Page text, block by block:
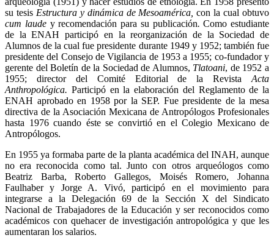
su tesis Estructura y dinámica de Mesoamérica,con la cual obtuvo
cum laude y recomendación para su publicación.Como estudiante
de la ENAH participó en la reorganización de la Sociedad de
Alumnos de la cual fue presidente durante 1949 y 1952; también fue
presidente del Consejo de Vigilancia de 1953 a 1955; co-fundador y
gerente del Boletín de la Sociedad de Alumnos, Tlatoani, de 1952 a
1955; director del Comité Editorial de la Revista Acta
Anthropológica. Participó en la elaboración del Reglamento de la
ENAH aprobado en 1958 por la SEP. Fue presidente de la mesa
directiva de la Asociación Mexicana de Antropólogos Profesionales
hasta 1976 cuando éste se convirtió en el Colegio Mexicano de
Antropólogos.
En 1955 ya formaba parte de la planta académica del INAH, aunque
no era reconocida como tal. Junto con otros arqueólogos como
Beatriz Barba, Roberto Gallegos, Moisés Romero, Johanna
Faulhaber y Jorge A. Vivó, participó en el movimiento para
integrarse a la Delegación 69 de la Sección X del Sindicato
Nacional de Trabajadores de la Educación y ser reconocidos como
académicos con quehacer de investigación antropológica y que les
aumentaran los salarios.